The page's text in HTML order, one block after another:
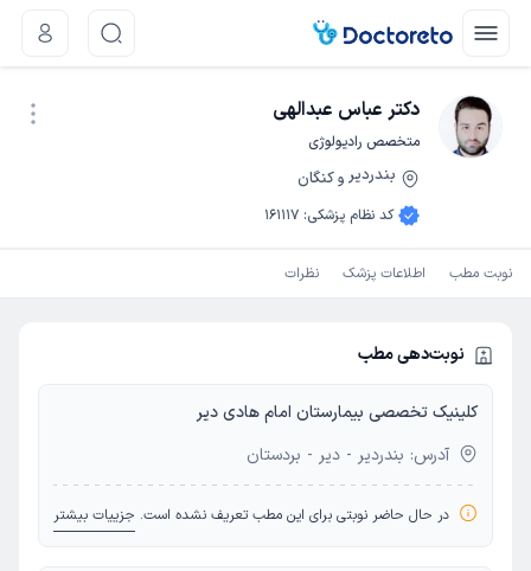
دکتر عباس عبدالهی
متخصص رادیولوژی
بندردیر وکنگان
کد نظام پزشکی:
161117
نوبت مطب اطلاعات پزشک نظرات
نوبت‌دهی مطب
کلینیک تخصصی بیمارستان امام هادی دیر
آدرس: بندردیر - دیر - بردستان
در حال حاضر نوبتی برای این مطب تعریف نشده است. جزییات بیشتر